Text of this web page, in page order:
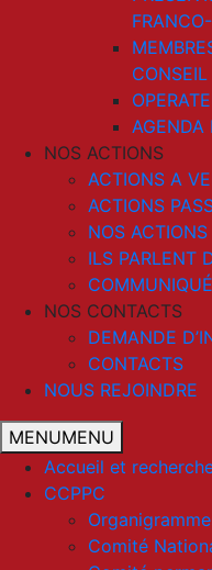
CONSEIL
AGENDA
NOS ACTIONS
ACTIONS A
ACTIONS
NOS
ILS PARLENT
NOS CONTACTS
DEMANDE
CONTACTS
NOUS REJOINDRE
MENUMENU
Accueil et
CCPPC
Comité